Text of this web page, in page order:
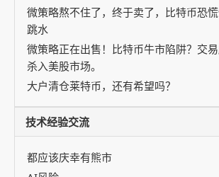
微策略熬不住了，终于卖了，比特币恐
跳水
微策略正在出售！比特币牛市陷阱？交
杀入美股市场。
大户清仓莱特币，还有希望吗？
技术经验交流
都应该庆幸有熊市